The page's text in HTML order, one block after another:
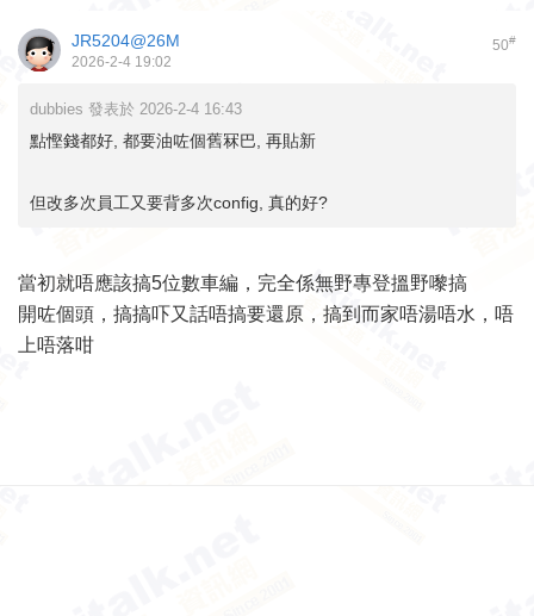
50#
JR5204@26M
2026-2-4 19:02
dubbies 發表於 2026-2-4 16:43
點慳錢都好, 都要油咗個舊冧巴, 再貼新
但改多次員工又要背多次config, 真的好?
當初就唔應該搞5位數車編，完全係無野專登搵野嚟搞
開咗個頭，搞搞吓又話唔搞要還原，搞到而家唔湯唔水，唔
上唔落咁